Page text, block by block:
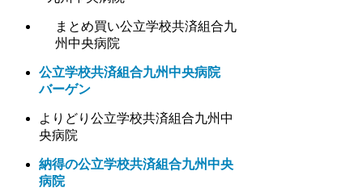
まとめ買い公立学校共済組合九
州中央病院
公立学校共済組合九州中央病院
バーゲン
よりどり公立学校共済組合九州中
央病院
納得の公立学校共済組合九州中央
病院